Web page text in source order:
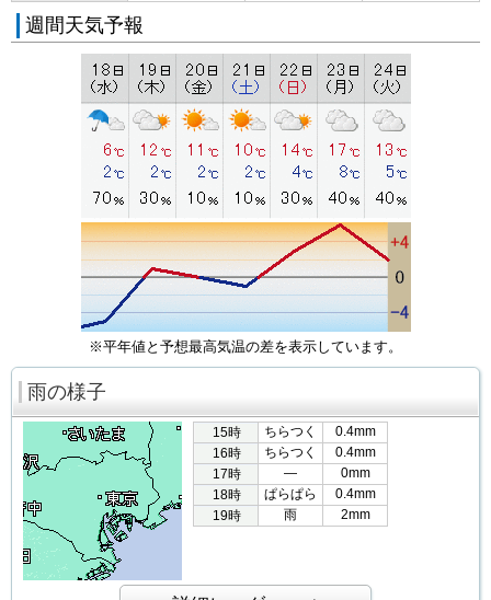
週間天気予報
※平年値と予想最高気温の差を表示しています。
雨の様子
15時 ちらつく
0.4mm
16時
ちらつく
0.4mm
17時
―
0mm
18時
ぱらぱら
0.4mm
19時
雨 2mm